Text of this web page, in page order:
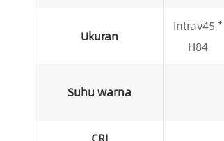
Ukuran
Intrav45 *
H84
Suhu warna